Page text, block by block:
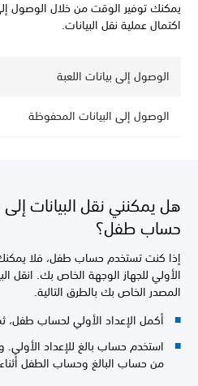
يمكنك توفير الوقت من خلال الوصول
اكتمال عملية نقل البيانات.
الوصول إلى بيانات اللعبة
الوصول إلى البيانات المحفوظة
حساب طفل؟
إذا كنت تستخدم حساب طفل، فلا يمكنك
الأولي للجهاز الوجهة الخاص بك. انقل
المصدر الخاص بك بالطرق التالية.
أكمل الإعداد الأولي لحساب طفل، ثم
استخدم حساب بالغ للإعداد الأولي.
من حساب البالغ وحساب الطفل أثناء